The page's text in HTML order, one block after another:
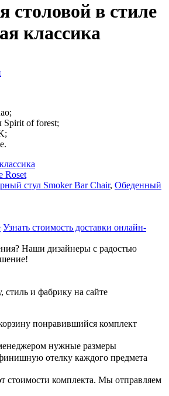
столовой в стиле
классика
of forest;
Roset
стул Smoker Bar Chair, Обеденный
Узнать стоимость доставки онлайн-
Наши дизайнеры с радостью
стиль и фабрику на сайте
понравившийся комплект
нужные размеры
отелку каждого предмета
стоимости комплекта. Мы отправляем